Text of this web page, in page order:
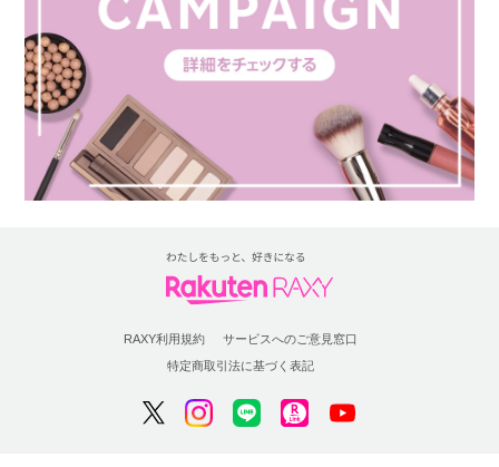
RAXY利用規約
サービスへのご意見窓口
特定商取引法に基づく表記